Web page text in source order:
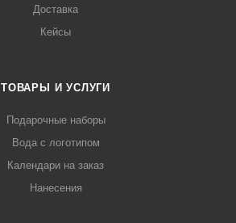
Доставка
Кейсы
ТОВАРЫ И УСЛУГИ
Подарочные наборы
Вода с логотипом
Календари на заказ
Нанесения